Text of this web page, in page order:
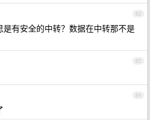
82
有安全的中转？数据在中转那不是
83
84